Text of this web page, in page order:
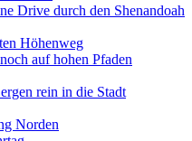
Drive durch den Shenandoah
Höhenweg
auf hohen Pfaden
rein in die Stadt
Norden